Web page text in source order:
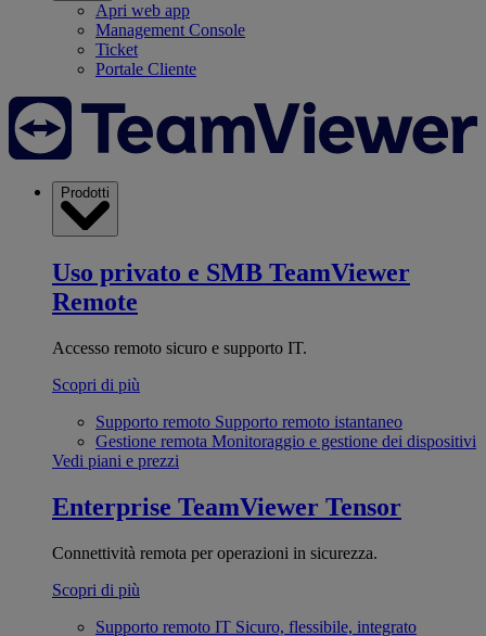
Apri web app
Management Console
Ticket
Portale Cliente
Prodotti
Uso privato e SMB TeamViewer
Remote
Accesso remoto sicuro e supporto IT.
Scopri di più
Supporto remoto Supporto remoto istantaneo
Gestione remota Monitoraggio e gestione dei dispositivi
Vedi piani e prezzi
Enterprise TeamViewer Tensor
Connettività remota per operazioni in sicurezza.
Scopri di più
Supporto remoto IT Sicuro, flessibile, integrato